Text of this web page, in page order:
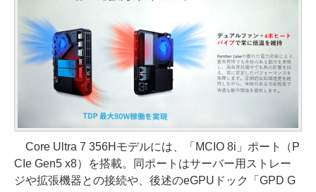
Core Ultra 7 356Hモデルには、「MCIO 8i」ポート（P
CIe Gen5 x8）を搭載。同ポートはサーバー用ストレー
ジや拡張機器との接続や、後述のeGPUドック「GPD G